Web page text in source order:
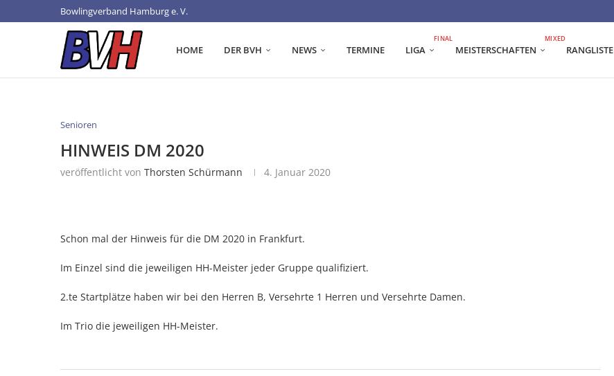
Bowlingverband Hamburg e. V.
HOME DER BVH NEWS TERMINE LIGA
FINAL
MEISTERSCHAFTEN
MIXED
RANGLISTE
Senioren
HINWEIS DM 2020
veröffentlicht von Thorsten Schürmann 4. Januar 2020
Schon mal der Hinweis für die DM 2020 in Frankfurt.
Im Einzel sind die jeweiligen HH-Meister jeder Gruppe qualifiziert.
2.te Startplätze haben wir bei den Herren B, Versehrte 1 Herren und Versehrte Damen.
Im Trio die jeweiligen HH-Meister.